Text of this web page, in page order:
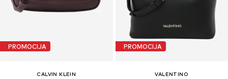
PROMOCIJA
CALVIN KLEIN
PROMOCIJA
VALENTINO